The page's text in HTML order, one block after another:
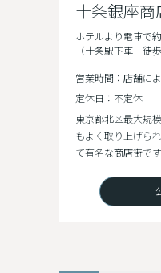
十条銀座商
ホテルより電車で
（十条駅下車 徒歩
営業時間：店舗に
定休日：不定休
東京都北区最大規
もよく取り上げら
て有名な商店街です